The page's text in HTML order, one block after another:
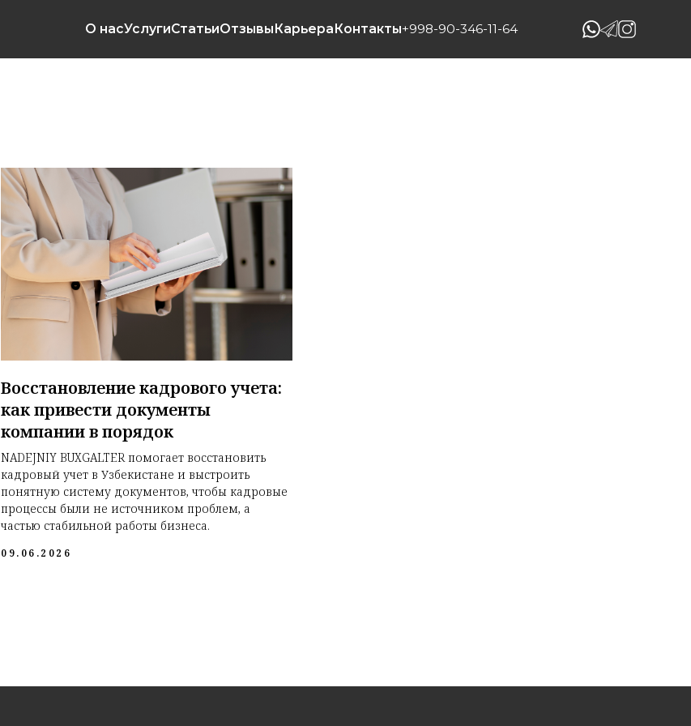
УслугиСтатьиОтзывыКарьераКонтакты+998-90-346-11-64
Восстановление кадрового учета:
как привести документы
компании в порядок
NADEJNIY BUXGALTER помогает восстановить
кадровый учет в Узбекистане и выстроить
понятную систему документов, чтобы кадровые
процессы были не источником проблем, а
частью стабильной работы бизнеса.
09.06.2026